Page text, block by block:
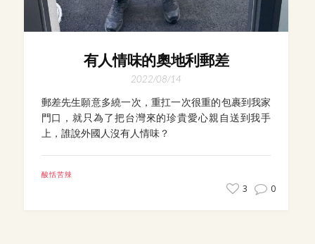
有人情味的奧地利郵差
2022/08/14
郵差先生願意多繞一次，重扛一次很重的包裹到我家
門口，就只為了把台灣來的珍貴愛心親自送到我手
上，誰說外國人沒有人情味？
酸恬苦辣
3 0